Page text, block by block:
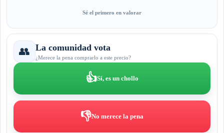
Sé el primero en valorar
👥 La comunidad vota
¿Merece la pena comprarlo a este precio?
👍Sí, es un chollo
👎No merece la pena